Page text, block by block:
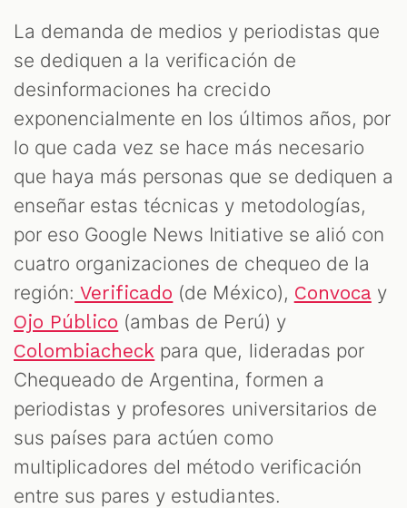
La demanda de medios y periodistas que
se dediquen a la verificación de
desinformaciones ha crecido
exponencialmente en los últimos años, por
lo que cada vez se hace más necesario
que haya más personas que se dediquen a
enseñar estas técnicas y metodologías,
por eso Google News Initiative se alió con
cuatro organizaciones de chequeo de la
región: Verificado (de México), Convocay
Ojo Público (ambas de Perú) y
Colombiacheck para que, lideradas por
Chequeado de Argentina, formen a
periodistas y profesores universitarios de
sus países para actúen como
multiplicadores del método verificación
entre sus pares y estudiantes.